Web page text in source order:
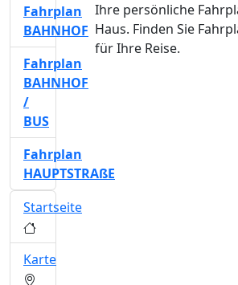
Ihre persönliche
Haus. Finden Sie
für Ihre Reise.
Fahrplan
BAHNHOF
Fahrplan
BAHNHOF
/
BUS
Fahrplan
HAUPTSTRAßE
Startseite
Karte